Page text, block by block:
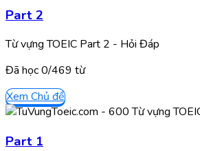
Part 2
Từ vựng TOEIC Part 2 - Hỏi Đáp
Đã học0/469 từ
Xem Chủ đề
Part 1